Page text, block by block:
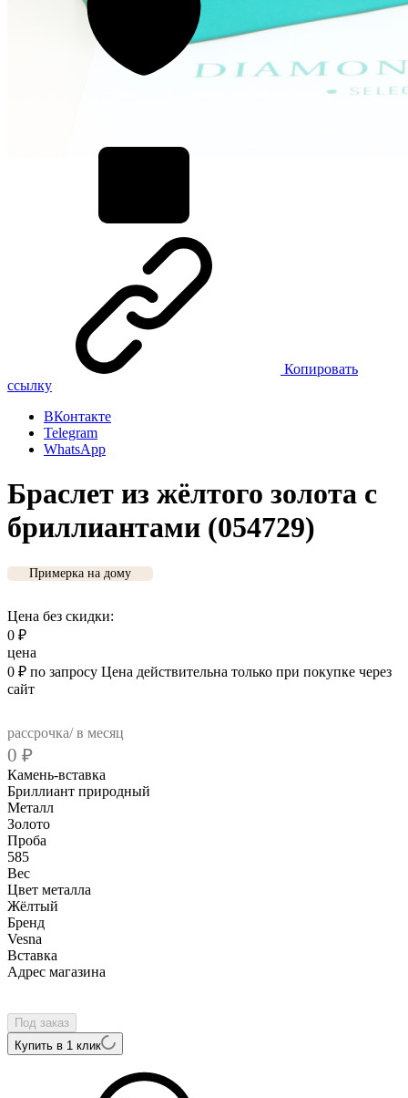
Копировать
ссылку
ВКонтакте
Telegram
WhatsApp
Браслет из жёлтого золота с
бриллиантами (054729)
Примерка на дому
Цена без скидки:
0 ₽
цена
0 ₽ по запросу Цена действительна только при покупке через
сайт
рассрочка/ в месяц
0 ₽
Камень-вставка
Бриллиант природный
Металл
Золото
Проба
585
Вес
Цвет металла
Жёлтый
Бренд
Vesna
Вcтавка
Адрес магазина
Под заказ
Купить в 1 клик